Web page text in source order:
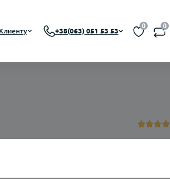
На солевом никотине
Клиенту +38(063) 051 53 53
0 0